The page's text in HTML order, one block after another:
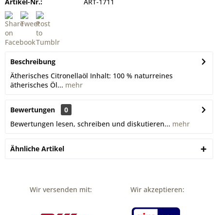
Beschreibung
Ätherisches Citronellaöl Inhalt: 100 % naturreines
ätherisches Öl... mehr
Bewertungen
0
Bewertungen lesen, schreiben und diskutieren... mehr
Ähnliche Artikel
Wir versenden mit: Wir akzeptieren: